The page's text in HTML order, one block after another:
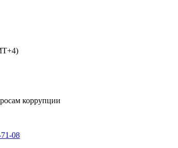
коррупции
08